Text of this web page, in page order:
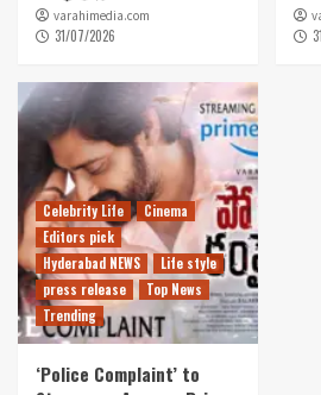
varahimedia.com
31/07/2026
Celebrity Life
Cinema
Editors pick
Hyderabad NEWS
Life style
press release
Top News
Trending
‘Police Complaint’ to